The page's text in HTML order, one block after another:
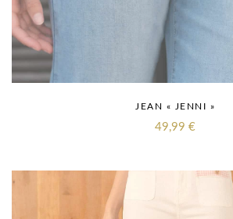
JEAN « JENNI »
49,99 €